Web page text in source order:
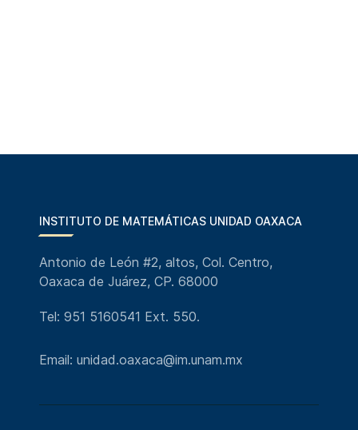
INSTITUTO DE MATEMÁTICAS UNIDAD OAXACA
Antonio de León #2, altos, Col. Centro,
Oaxaca de Juárez, CP. 68000
Tel: 951 5160541 Ext. 550.
Email: unidad.oaxaca@im.unam.mx